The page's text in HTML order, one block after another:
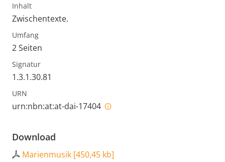
Inhalt
Zwischentexte.
Umfang
2 Seiten
Signatur
1.3.1.30.81
URN
urn:nbn:at:at-dai-17404
Download
Marienmusik [450,45 kb]